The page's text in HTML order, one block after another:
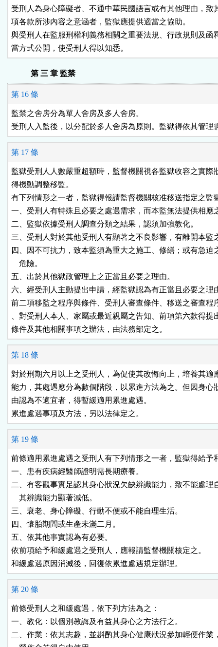
受刑人為身心障礙者、不通中華民國語言或有其他理由，致
項各款所涉內容之意涵者，監獄應提供適當之協助。
與受刑人在監服刑權利義務相關之重要法規、行政規則及函
當方式公開，使受刑人得以知悉。
第 三 章 監禁
第 16 條
監禁之舍房分為單人舍房及多人舍房。
受刑人入監後，以分配於多人舍房為原則。監獄得依其管理
第 17 條
監獄受刑人人數嚴重超額時，監督機關視各監獄收容之實際
得機動調整移監。
有下列情形之一者，監獄得報請監督機關核准移送指定之監
一、受刑人有特殊且必要之處遇需求，而本監無法提供相應
二、監獄依據受刑人調查分類之結果，認須加強教化。
三、受刑人對於其他受刑人有顯著之不良影響，有離開本監
四、因不可抗力，致本監須為重大之施工、修繕；或有急迫
    危險。
五、出於其他獄政管理上之正當且必要之理由。
六、經受刑人主動提出申請，經監獄認為有正當且必要之理
前二項移監之程序與條件、受刑人審查條件、移送之審查程
、對受刑人本人、家屬或最近親屬之告知、前項第六款得提
條件及其他相關事項之辦法，由法務部定之。
第 18 條
對於刑期六月以上之受刑人，為促使其改悔向上，培養其適
能力，其處遇應分為數個階段，以累進方法為之。但因身心
由認為不適宜者，得暫緩適用累進處遇。
累進處遇事項及方法，另以法律定之。
第 19 條
前條適用累進處遇之受刑人有下列情形之一者，監獄得給予
一、患有疾病經醫師證明需長期療養。
二、有客觀事實足認其身心狀況欠缺辨識能力，致不能處理
    其辨識能力顯著減低。
三、衰老、身心障礙、行動不便或不能自理生活。
四、懷胎期間或生產未滿二月。
五、依其他事實認為有必要。
依前項給予和緩處遇之受刑人，應報請監督機關核定之。
和緩處遇原因消滅後，回復依累進處遇規定辦理。
第 20 條
前條受刑人之和緩處遇，依下列方法為之：
一、教化：以個別教誨及有益其身心之方法行之。
二、作業：依其志趣，並斟酌其身心健康狀況參加輕便作業